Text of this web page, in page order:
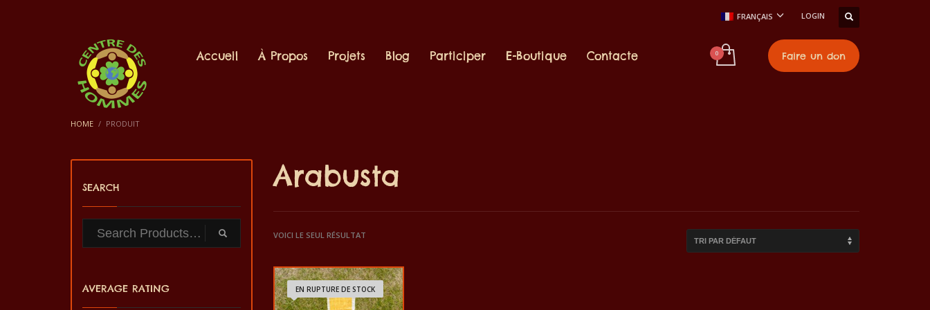
FRANÇAIS LOGIN
Accueil À Propos Projets Blog Participer E-Boutique Contacte Faire un don
HOME PRODUIT
Arabusta
VOICI LE SEUL RÉSULTAT
EN RUPTURE DE STOCK
SEARCH
AVERAGE RATING